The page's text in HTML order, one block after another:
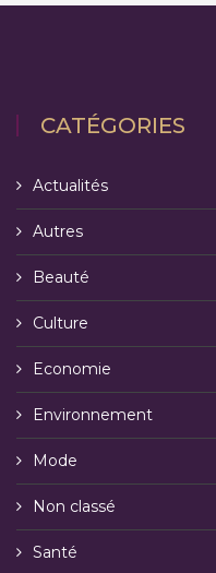
CATÉGORIES
Actualités
Autres
Beauté
Culture
Economie
Environnement
Mode
Non classé
Santé